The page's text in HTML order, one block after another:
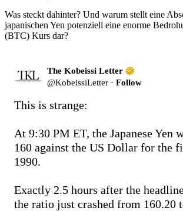
Was steckt dahinter? Und warum stellt eine
japanischen Yen potenziell eine enorme
(BTC) Kurs dar?
The Kobeissi Letter
@KobeissiLetter · Follow
This is strange:
At 9:30 PM ET, the Japanese Yen
160 against the US Dollar for the
1990.
Exactly 2.5 hours after the
the ratio just crashed from 160.20